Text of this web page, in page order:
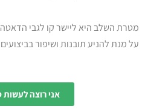
מטרת השלב היא ליישר קו לגבי
על מנת להניע תובנות ושיפור
אני רוצה